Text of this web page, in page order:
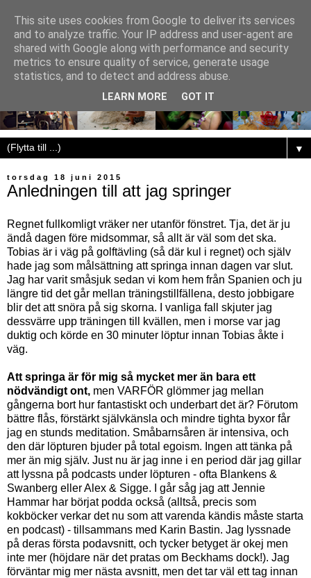
▼
torsdag 18 juni 2015
Anledningen till att jag springer
Regnet fullkomligt vräker ner utanför fönstret. Tja, det är ju
ändå dagen före midsommar, så allt är väl som det ska.
Tobias är i väg på golftävling (så där kul i regnet) och själv
hade jag som målsättning att springa innan dagen var slut.
Jag har varit småsjuk sedan vi kom hem från Spanien och ju
längre tid det går mellan träningstillfällena, desto jobbigare
blir det att snöra på sig skorna. I vanliga fall skjuter jag
dessvärre upp träningen till kvällen, men i morse var jag
duktig och körde en 30 minuter löptur innan Tobias åkte i
väg.
Att springa är för mig så mycket mer än bara ett
nödvändigt ont, men VARFÖR glömmer jag mellan
gångerna bort hur fantastiskt och underbart det är? Förutom
bättre flås, förstärkt självkänsla och mindre tighta byxor får
jag en stunds meditation. Småbarnsåren är intensiva, och
den där löpturen bjuder på total egoism. Ingen att tänka på
mer än mig själv. Just nu är jag inne i en period där jag gillar
att lyssna på podcasts under löpturen - ofta Blankens &
Swanberg eller Alex & Sigge. I går såg jag att Jennie
Hammar har börjat podda också (alltså, precis som
kokböcker verkar det nu som att varenda kändis måste starta
en podcast) - tillsammans med Karin Bastin. Jag lyssnade
på deras första podavsnitt, och tycker betyget är okej men
inte mer (höjdare när det pratas om Beckhams dock!). Jag
förväntar mig mer nästa avsnitt, men det tar väl ett tag innan
This site uses cookies from Google to deliver its services
and to analyze traffic. Your IP address and user-agent are
shared with Google along with performance and security
metrics to ensure quality of service, generate usage
statistics, and to detect and address abuse.
LEARN MORE GOT IT